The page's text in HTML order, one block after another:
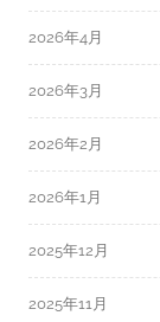
2026年4月
2026年3月
2026年2月
2026年1月
2025年12月
2025年11月